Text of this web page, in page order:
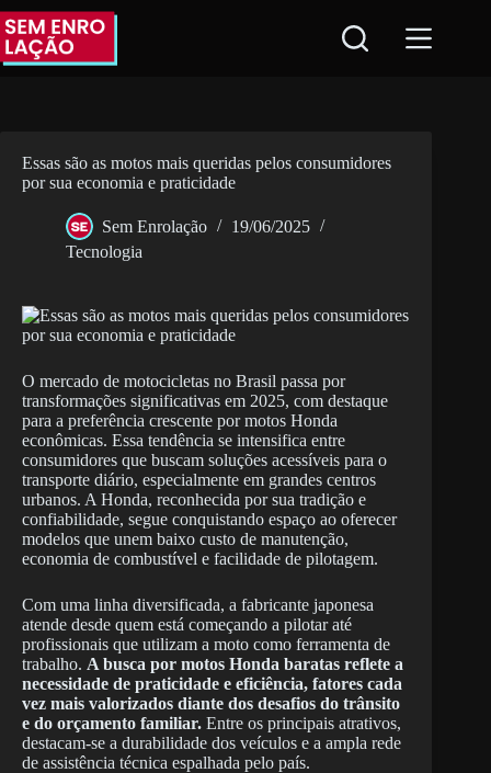
Pular
para
conteúdo
Essas são as motos mais queridas pelos consumidores
por sua economia e praticidade
Sem Enrolação
19/06/2025
Tecnologia
O mercado de motocicletas no Brasil passa por
transformações significativas em 2025, com destaque
para a preferência crescente por motos Honda
econômicas. Essa tendência se intensifica entre
consumidores que buscam soluções acessíveis para o
transporte diário, especialmente em grandes centros
urbanos. A Honda, reconhecida por sua tradição e
confiabilidade, segue conquistando espaço ao oferecer
modelos que unem baixo custo de manutenção,
economia de combustível e facilidade de pilotagem.
Com uma linha diversificada, a fabricante japonesa
atende desde quem está começando a pilotar até
profissionais que utilizam a moto como ferramenta de
trabalho. A busca por motos Honda baratas reflete a
necessidade de praticidade e eficiência, fatores cada
vez mais valorizados diante dos desafios do trânsito
e do orçamento familiar. Entre os principais atrativos,
destacam-se a durabilidade dos veículos e a ampla rede
de assistência técnica espalhada pelo país.